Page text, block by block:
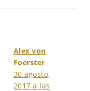
Alex von
Foerster
30 agosto,
2017 a las